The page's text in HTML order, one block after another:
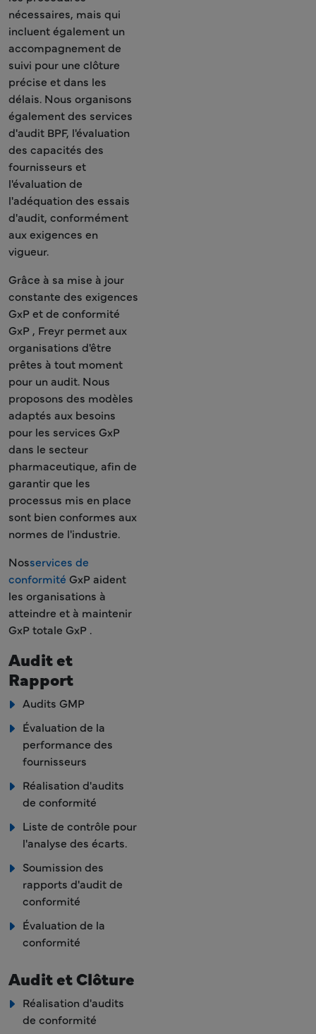
nécessaires, mais qui
incluent également un
accompagnement de
suivi pour une clôture
précise et dans les
délais. Nous organisons
également des services
d'audit BPF, l'évaluation
des capacités des
fournisseurs et
l'évaluation de
l'adéquation des essais
d'audit, conformément
aux exigences en
vigueur.
Grâce à sa mise à jour
constante des exigences
GxP et de conformité
GxP , Freyr permet aux
organisations d'être
prêtes à tout moment
pour un audit. Nous
proposons des modèles
adaptés aux besoins
pour les services GxP
dans le secteur
pharmaceutique, afin de
garantir que les
processus mis en place
sont bien conformes aux
normes de l'industrie.
Nosservices de
conformité GxP aident
les organisations à
atteindre et à maintenir
GxP totale GxP .
Audit et
Rapport
Audits GMP
Évaluation de la
performance des
fournisseurs
Réalisation d'audits
de conformité
Liste de contrôle pour
l'analyse des écarts.
Soumission des
rapports d'audit de
conformité
Évaluation de la
conformité
Audit et Clôture
Réalisation d'audits
de conformité